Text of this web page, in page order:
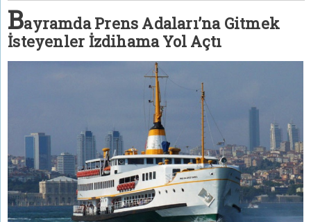
Bayramda Prens Adaları’na Gitmek
İsteyenler İzdihama Yol Açtı